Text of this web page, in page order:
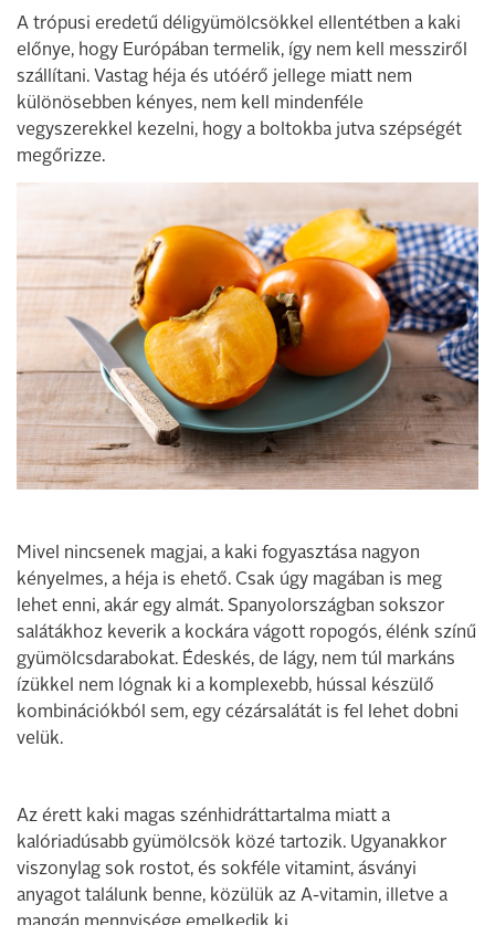
A trópusi eredetű déligyümölcsökkel ellentétben a kaki
előnye, hogy Európában termelik, így nem kell messziről
szállítani. Vastag héja és utóérő jellege miatt nem
különösebben kényes, nem kell mindenféle
vegyszerekkel kezelni, hogy a boltokba jutva szépségét
megőrizze.
Mivel nincsenek magjai, a kaki fogyasztása nagyon
kényelmes, a héja is ehető. Csak úgy magában is meg
lehet enni, akár egy almát. Spanyolországban sokszor
salátákhoz keverik a kockára vágott ropogós, élénk színű
gyümölcsdarabokat. Édeskés, de lágy, nem túl markáns
ízükkel nem lógnak ki a komplexebb, hússal készülő
kombinációkból sem, egy cézársalátát is fel lehet dobni
velük.
Az érett kaki magas szénhidráttartalma miatt a
kalóriadúsabb gyümölcsök közé tartozik. Ugyanakkor
viszonylag sok rostot, és sokféle vitamint, ásványi
anyagot találunk benne, közülük az A-vitamin, illetve a